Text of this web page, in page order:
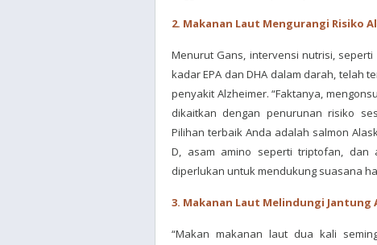
2. Makanan Laut Mengurangi Risiko
Menurut Gans, intervensi nutrisi,
kadar EPA dan DHA dalam darah, telah
penyakit Alzheimer. “Faktanya,
dikaitkan dengan penurunan risiko
Pilihan terbaik Anda adalah salmon
D, asam amino seperti triptofan, dan
diperlukan untuk mendukung suasana
3. Makanan Laut Melindungi Jantung
“Makan makanan laut dua kali